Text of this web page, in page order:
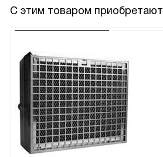
С этим товаром приобретают